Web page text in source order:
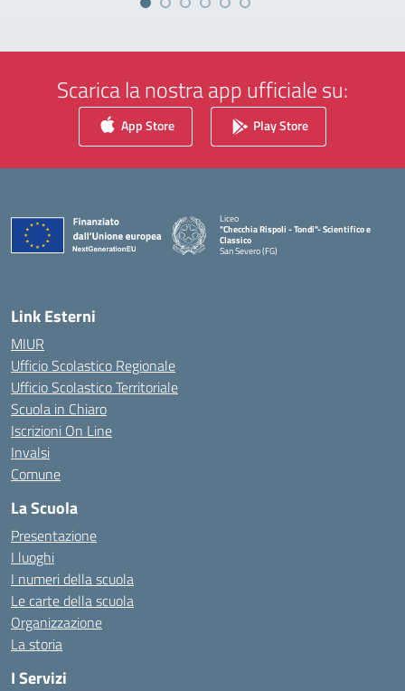
Scarica la nostra app ufficiale su:
App Store Play Store
Liceo
"Checchia Rispoli - Tondi"- Scientifico e
Classico
San Severo (FG)
Link Esterni
MIUR
Ufficio Scolastico Regionale
Ufficio Scolastico Territoriale
Scuola in Chiaro
Iscrizioni On Line
Invalsi
Comune
La Scuola
Presentazione
I luoghi
I numeri della scuola
Le carte della scuola
Organizzazione
La storia
I Servizi